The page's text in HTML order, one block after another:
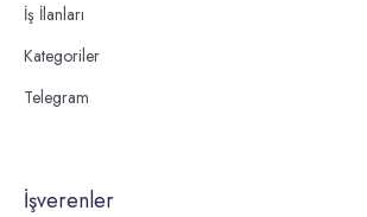
İş İlanları
Kategoriler
Telegram
İşverenler